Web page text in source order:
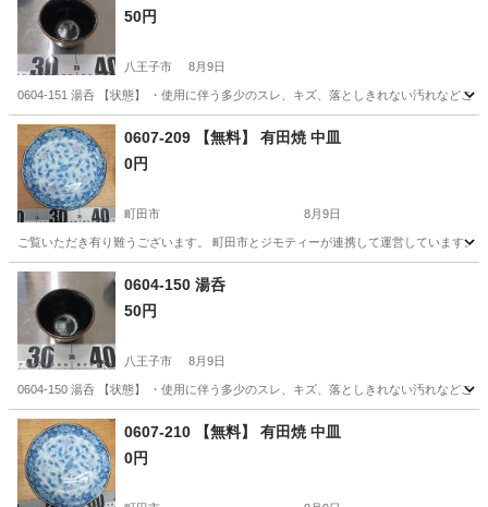
50円
八王子市 8月9日
0604-151 湯呑 【状態】 ・使用に伴う多少のスレ、キズ、落としきれない汚れなど
東京 八王子市 湯呑
0607-209 【無料】 有田焼 中皿
0円
町田市 8月9日
ご覧いただき有り難うございます。 町田市とジモティーが連携して運営していま
東京 町田市 リユース
0604-150 湯呑
50円
八王子市 8月9日
0604-150 湯呑 【状態】 ・使用に伴う多少のスレ、キズ、落としきれない汚れなど
東京 八王子市 湯呑
0607-210 【無料】 有田焼 中皿
0円